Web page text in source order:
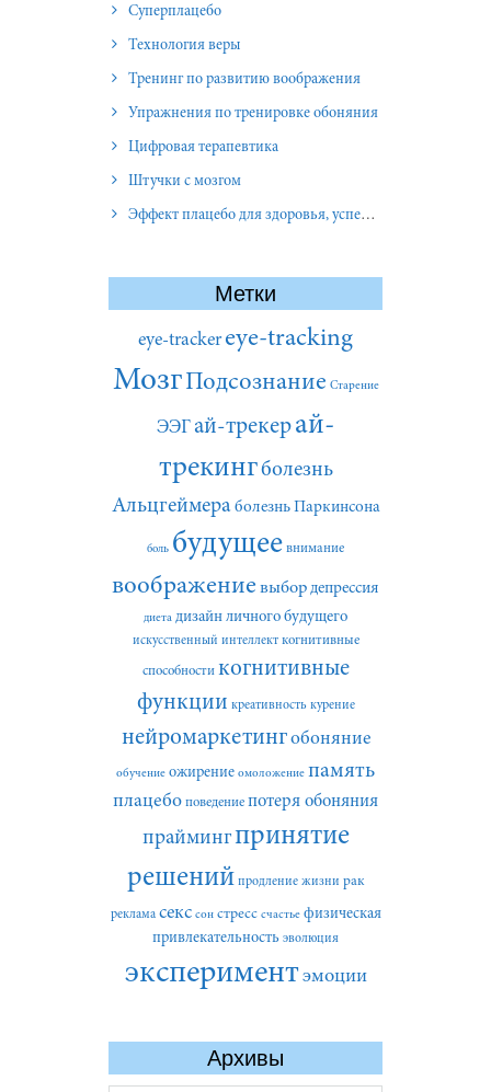
Суперплацебо
Технология веры
Тренинг по развитию воображения
Упражнения по тренировке обоняния
Цифровая терапевтика
Штучки с мозгом
Эффект плацебо для здоровья, успеха и отношений
Метки
eye-tracker eye-tracking
МозгПодсознание Старение
ЭЭГай-трекерай-
трекингболезнь
Альцгеймера болезнь Паркинсона
боль будущее внимание
воображение выбор депрессия
диета дизайн личного будущего
искусственный интеллект когнитивные
способности когнитивные
функции креативность курение
нейромаркетингобоняние
обучение ожирение омоложение память
плацебо поведение потеря обоняния
праймингпринятие
решений продление жизни рак
реклама секс сон стресс счастье физическая
привлекательность эволюция
экспериментэмоции
Архивы